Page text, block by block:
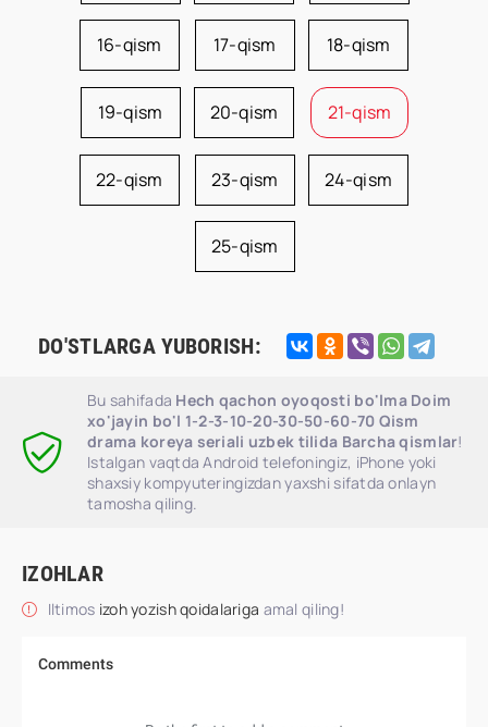
16-qism 17-qism 18-qism
19-qism 20-qism 21-qism
22-qism 23-qism 24-qism
25-qism
DO'STLARGA YUBORISH:
Bu sahifada Hech qachon oyoqosti bo'lma Doim
xo'jayin bo'l 1-2-3-10-20-30-50-60-70 Qism
drama koreya seriali uzbek tilida Barcha qismlar!
Istalgan vaqtda Android telefoningiz, iPhone yoki
shaxsiy kompyuteringizdan yaxshi sifatda onlayn
tamosha qiling.
IZOHLAR
Iltimos izoh yozish qoidalariga amal qiling!